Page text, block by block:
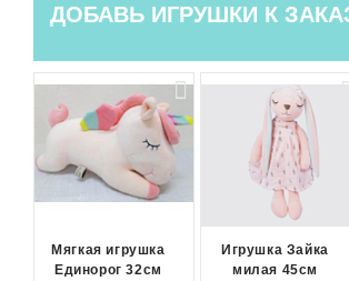
ДОБАВЬ ИГРУШКИ К
Мягкая игрушка
Единорог 32см
Игрушка Зайка
милая 45см